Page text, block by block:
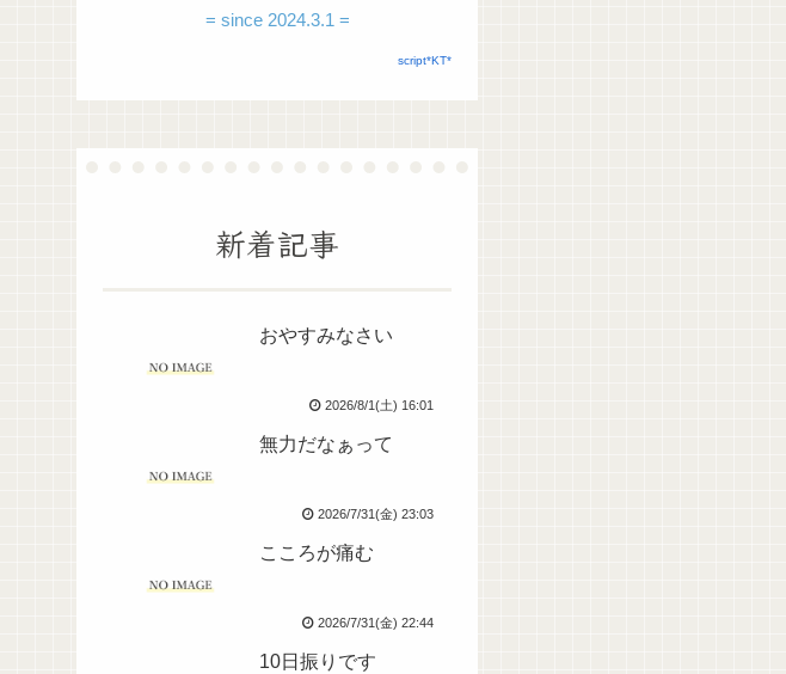
= since 2024.3.1 =
script*KT*
新着記事
おやすみなさい
2026/8/1(土) 16:01
無力だなぁって
2026/7/31(金) 23:03
こころが痛む
2026/7/31(金) 22:44
10日振りです